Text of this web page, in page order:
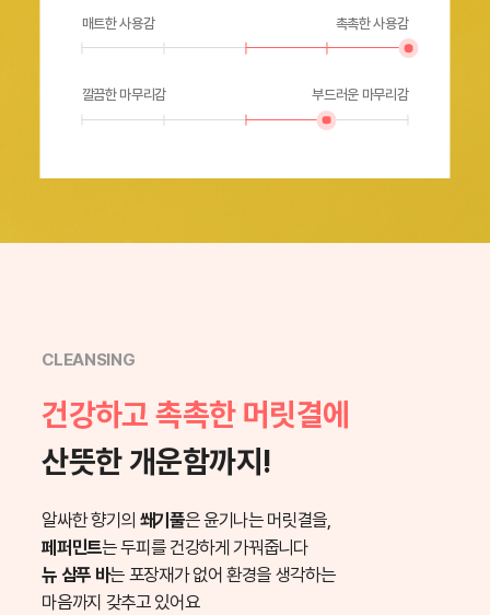
매트한 사용감 촉촉한 사용감
깔끔한 마무리감 부드러운 마무리감
CLEANSING
건강하고 촉촉한 머릿결에
산뜻한 개운함까지!
알싸한 향기의 쐐기풀은 윤기나는 머릿결을,
페퍼민트는 두피를 건강하게 가꿔줍니다
뉴 삼푸 바는 포장재가 없어 환경을 생각하는
마음까지 갖추고 있어요